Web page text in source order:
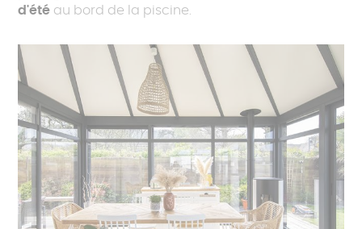
d'été au bord de la piscine.